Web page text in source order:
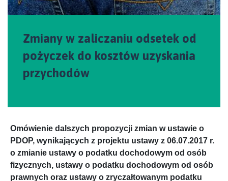
Zmiany w zaliczaniu odsetek od
pożyczek do kosztów uzyskania
przychodów
Omówienie dalszych propozycji zmian w ustawie o
PDOP, wynikających z projektu ustawy z 06.07.2017 r.
o zmianie ustawy o podatku dochodowym od osób
fizycznych, ustawy o podatku dochodowym od osób
prawnych oraz ustawy o zryczałtowanym podatku